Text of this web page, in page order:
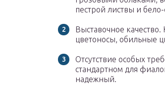
пестрой листвы и
Выставочное качество.
цветоносы, обильные
Отсутствие особых
стандартном для
надежный.